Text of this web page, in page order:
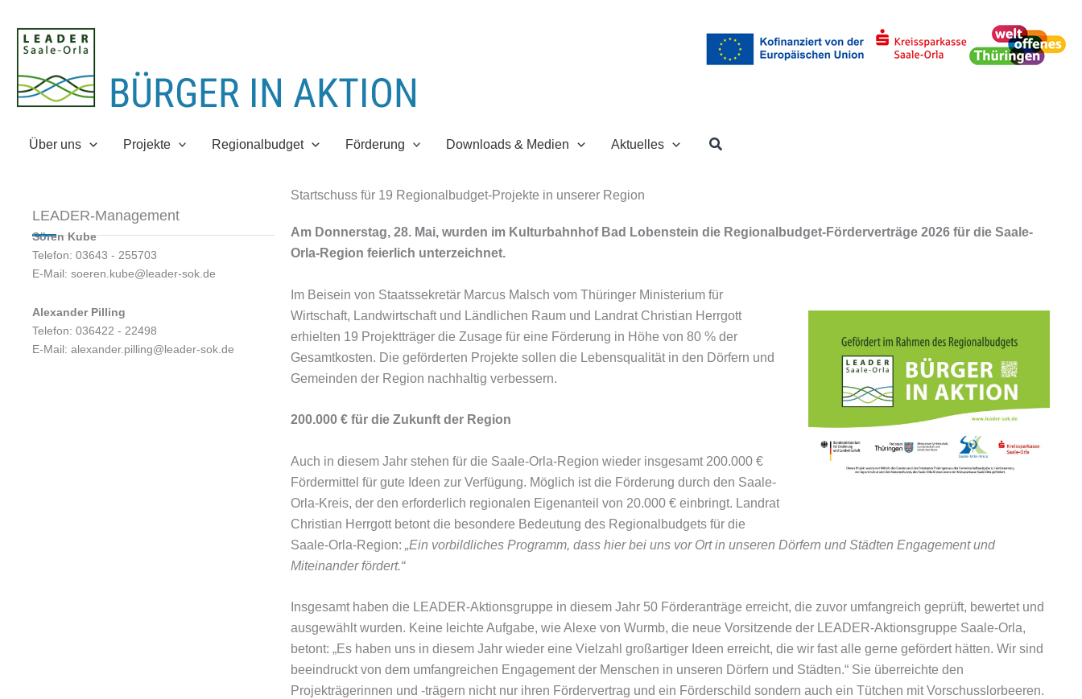
Inhalt
springen
Über uns Projekte Regionalbudget Förderung Downloads & Medien Aktuelles Suchen
LEADER-Management
Sören Kube
Telefon: 03643 - 255703
E-Mail: soeren.kube@leader-sok.de
Alexander Pilling
Telefon: 036422 - 22498
E-Mail: alexander.pilling@leader-sok.de
Startschuss für 19 Regionalbudget-Projekte in unserer Region
Am Donnerstag, 28. Mai, wurden im Kulturbahnhof Bad Lobenstein die Regionalbudget-Förderverträge 2026 für die Saale-
Orla-Region feierlich unterzeichnet.
Im Beisein von Staatssekretär Marcus Malsch vom Thüringer Ministerium für
Wirtschaft, Landwirtschaft und Ländlichen Raum und Landrat Christian Herrgott
erhielten 19 Projektträger die Zusage für eine Förderung in Höhe von 80 % der
Gesamtkosten. Die geförderten Projekte sollen die Lebensqualität in den Dörfern und
Gemeinden der Region nachhaltig verbessern.
200.000 € für die Zukunft der Region
Auch in diesem Jahr stehen für die Saale-Orla-Region wieder insgesamt 200.000 €
Fördermittel für gute Ideen zur Verfügung. Möglich ist die Förderung durch den Saale-
Orla-Kreis, der den erforderlich regionalen Eigenanteil von 20.000 € einbringt. Landrat
Christian Herrgott betont die besondere Bedeutung des Regionalbudgets für die
Saale-Orla-Region: „Ein vorbildliches Programm, dass hier bei uns vor Ort in unseren Dörfern und Städten Engagement und
Miteinander fördert.“
Insgesamt haben die LEADER-Aktionsgruppe in diesem Jahr 50 Förderanträge erreicht, die zuvor umfangreich geprüft, bewertet und
ausgewählt wurden. Keine leichte Aufgabe, wie Alexe von Wurmb, die neue Vorsitzende der LEADER-Aktionsgruppe Saale-Orla,
betont: „Es haben uns in diesem Jahr wieder eine Vielzahl großartiger Ideen erreicht, die wir fast alle gerne gefördert hätten. Wir sind
beeindruckt von dem umfangreichen Engagement der Menschen in unseren Dörfern und Städten.“ Sie überreichte den
Projekträgerinnen und -trägern nicht nur ihren Fördervertrag und ein Förderschild sondern auch ein Tütchen mit Vorschusslorbeeren.